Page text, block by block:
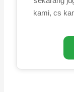
kami, cs